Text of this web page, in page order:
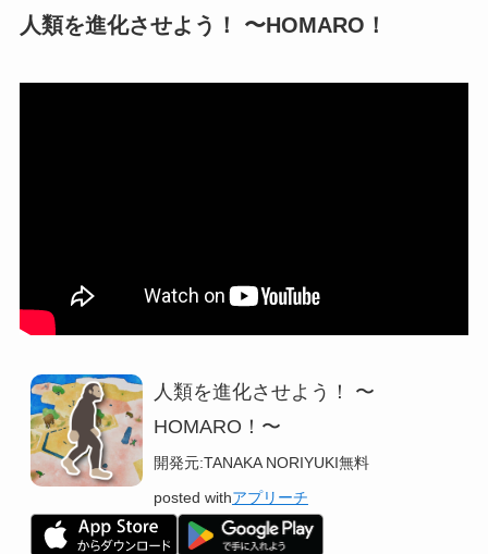
人類を進化させよう！ 〜HOMARO！
人類を進化させよう！ 〜
HOMARO！〜
開発元:TANAKA NORIYUKI無料
posted withアプリーチ